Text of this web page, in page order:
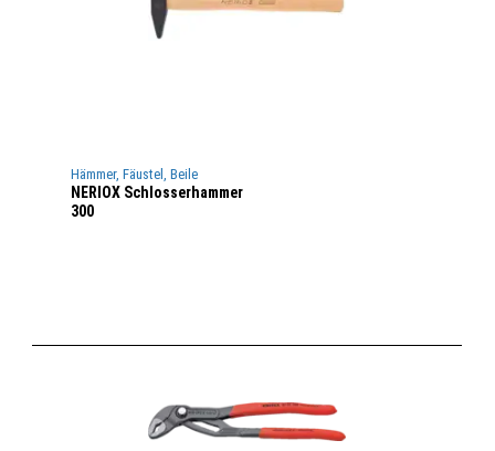
Hämmer, Fäustel, Beile
NERIOX Schlosserhammer
300